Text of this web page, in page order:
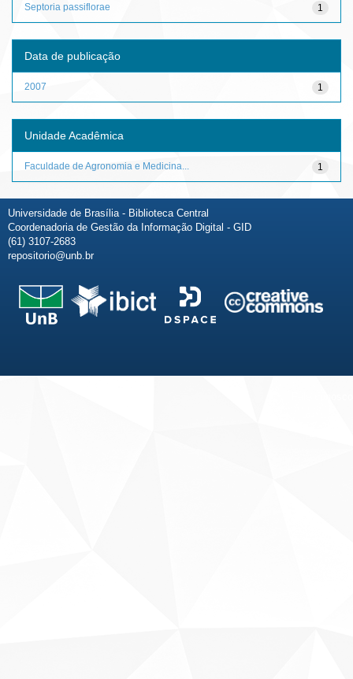
1
Septoria passiflorae
Data de publicação
1
2007
Unidade Acadêmica
1
Faculdade de Agronomia e Medicina...
Universidade de Brasília - Biblioteca Central
Coordenadoria de Gestão da Informação Digital - GID
(61) 3107-2683
repositorio@unb.br